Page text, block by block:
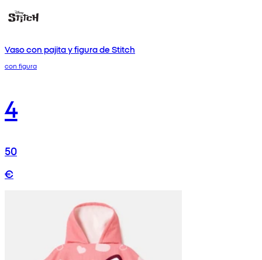
Vaso con pajita y figura de Stitch
con figura
4
50
€